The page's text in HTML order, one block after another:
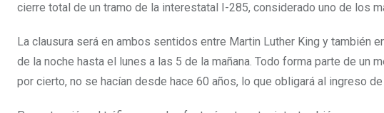
cierre total de un tramo de la interestatal I-285, considerado uno de los
La clausura será en ambos sentidos entre Martin Luther King y también
de la noche hasta el lunes a las 5 de la mañana. Todo forma parte de un
por cierto, no se hacían desde hace 60 años, lo que obligará al ingreso